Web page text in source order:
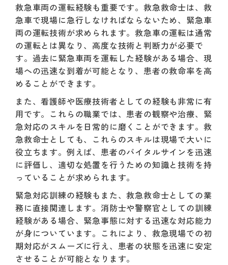
救急車両の運転経験も重要です。救急救命士は、救
急車で現場に急行しなければならないため、緊急車
両の運転技術が求められます。救急車の運転は通常
の運転とは異なり、高度な技術と判断力が必要で
す。過去に緊急車両を運転した経験がある場合、現
場への迅速な到着が可能となり、患者の救命率を高
めることができます。
また、看護師や医療技術者としての経験も非常に有
用です。これらの職業では、患者の観察や治療、緊
急対応のスキルを日常的に磨くことができます。救
急救命士としても、これらのスキルは現場で大いに
役立ちます。例えば、患者のバイタルサインを迅速
に評価し、適切な処置を行うための知識と技術を持
っていることが求められます。
緊急対応訓練の経験もまた、救急救命士としての業
務に直接関連します。消防士や警察官としての訓練
経験がある場合、緊急事態に対する迅速な対応能力
が身についています。これにより、救急現場での初
期対応がスムーズに行え、患者の状態を迅速に安定
させることが可能となります。